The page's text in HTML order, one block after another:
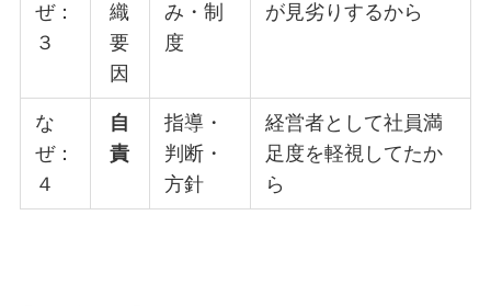
ぜ：
３
織
要
因
み・制
度
が見劣りするから
な
ぜ：
４
自
責
指導・
判断・
方針
経営者として社員満
足度を軽視してたか
ら